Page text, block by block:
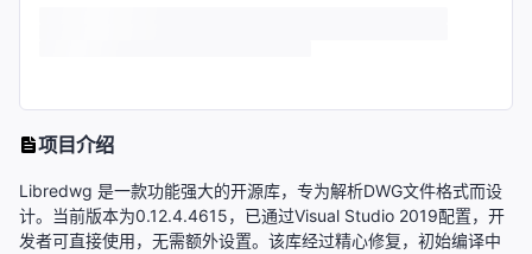
项目介绍
Libredwg 是一款功能强大的开源库，专为解析DWG文件格式而设
计。当前版本为0.12.4.4615，已通过Visual Studio 2019配置，开
发者可直接使用，无需额外设置。该库经过精心修复，初始编译中